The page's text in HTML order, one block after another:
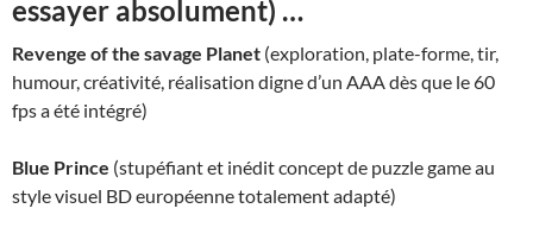
essayer absolument) …
Revenge of the savage Planet (exploration, plate-forme, tir,
humour, créativité, réalisation digne d’un AAA dès que le 60
fps a été intégré)
Blue Prince (stupéfiant et inédit concept de puzzle game au
style visuel BD européenne totalement adapté)